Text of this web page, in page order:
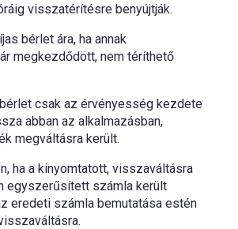
visszatérítésre benyújtják.
bérlet ára, ha annak
megkezdődött, nem téríthető
csak az érvényesség kezdete
abban az alkalmazásban,
megváltásra került.
ha a kinyomtatott, visszaváltásra
egyszerűsített számla került
eredeti számla bemutatása estén